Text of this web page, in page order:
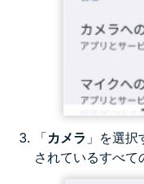
「カメラ 」を選
されているすべて